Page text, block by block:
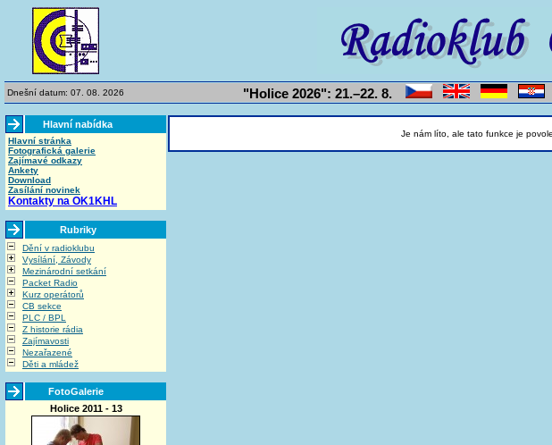
Dnešní datum: 07. 08. 2026 "Holice 2026": 21.–22. 8.
Hlavní nabídka
Hlavní stránka
Fotografická galerie
Zajímavé odkazy
Ankety
Download
Zasílání novinek
Kontakty na OK1KHL
Rubriky
Dění v radioklubu
Vysílání, Závody
Mezinárodní setkání
Packet Radio
Kurz operátorů
CB sekce
PLC / BPL
Z historie rádia
Zajímavosti
Nezařazené
Děti a mládež
FotoGalerie
Holice 2011 - 13
Je nám líto, ale tato funkce je